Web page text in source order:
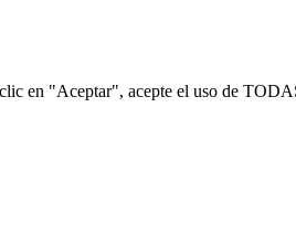
en "Aceptar", acepte el uso de